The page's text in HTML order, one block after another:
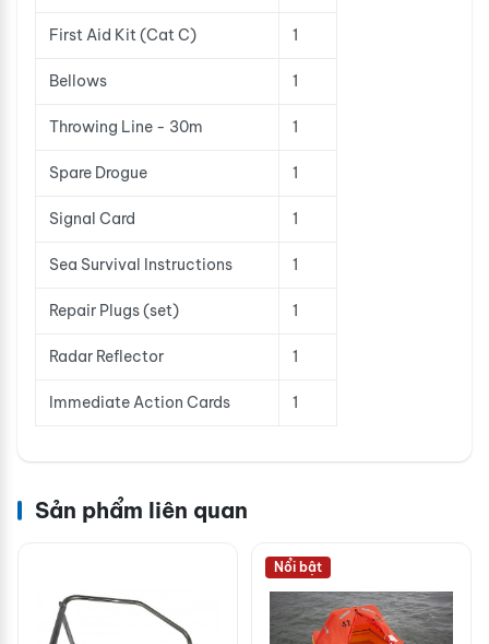
First Aid Kit (Cat C) 1
Bellows 1
Throwing Line - 30m 1
Spare Drogue 1
Signal Card 1
Sea Survival Instructions 1
Repair Plugs (set) 1
Radar Reflector 1
Immediate Action Cards 1
Sản phẩm liên quan
Nổi bật